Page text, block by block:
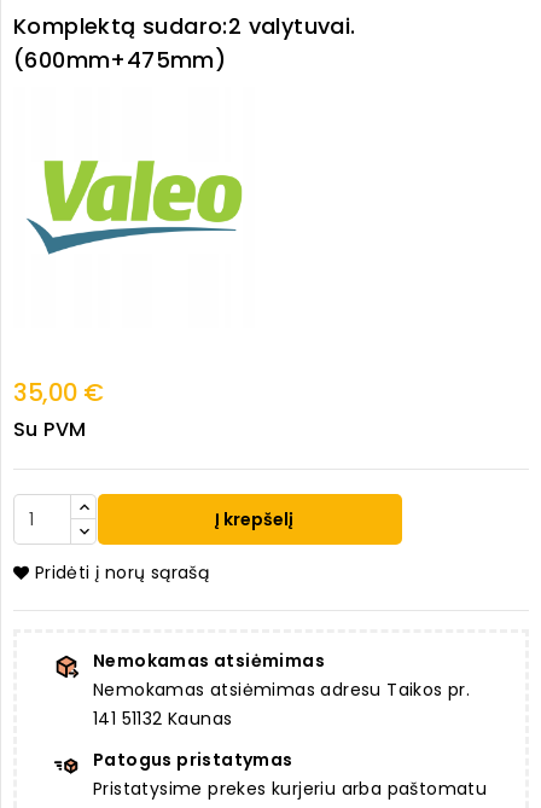
Komplektą sudaro:2 valytuvai.
(600mm+475mm)
35,00 €
Su PVM
Į krepšelį
Pridėti į norų sąrašą
Nemokamas atsiėmimas
Nemokamas atsiėmimas adresu Taikos pr.
141 51132 Kaunas
Patogus pristatymas
Pristatysime prekes kurjeriu arba paštomatu